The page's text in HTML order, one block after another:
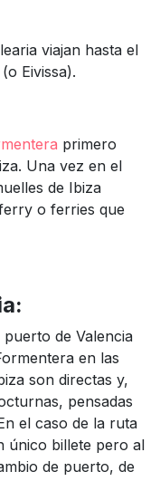
viajan hasta el
Eivissa).
primero
Una vez en el
de Ibiza
o ferries que
de Valencia
en las
son directas y,
pensadas
el caso de la ruta
único billete pero al
de puerto, de